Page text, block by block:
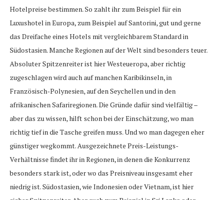
Hotelpreise bestimmen. So zahlt ihr zum Beispiel für ein
Luxushotel in Europa, zum Beispiel auf Santorini, gut und gerne
das Dreifache eines Hotels mit vergleichbarem Standard in
Südostasien. Manche Regionen auf der Welt sind besonders teuer.
Absoluter Spitzenreiter ist hier Westeueropa, aber richtig
zugeschlagen wird auch auf manchen Karibikinseln, in
Französisch-Polynesien, auf den Seychellen und in den
afrikanischen Safariregionen. Die Gründe dafür sind vielfältig –
aber das zu wissen, hilft schon bei der Einschätzung, wo man
richtig tief in die Tasche greifen muss. Und wo man dagegen eher
günstiger wegkommt. Ausgezeichnete Preis-Leistungs-
Verhältnisse findet ihr in Regionen, in denen die Konkurrenz
besonders stark ist, oder wo das Preisniveau insgesamt eher
niedrig ist. Südostasien, wie Indonesien oder Vietnam, ist hier